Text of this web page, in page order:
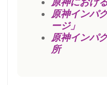
原神におけ
原神インパ
ージ」
原神インパ
所